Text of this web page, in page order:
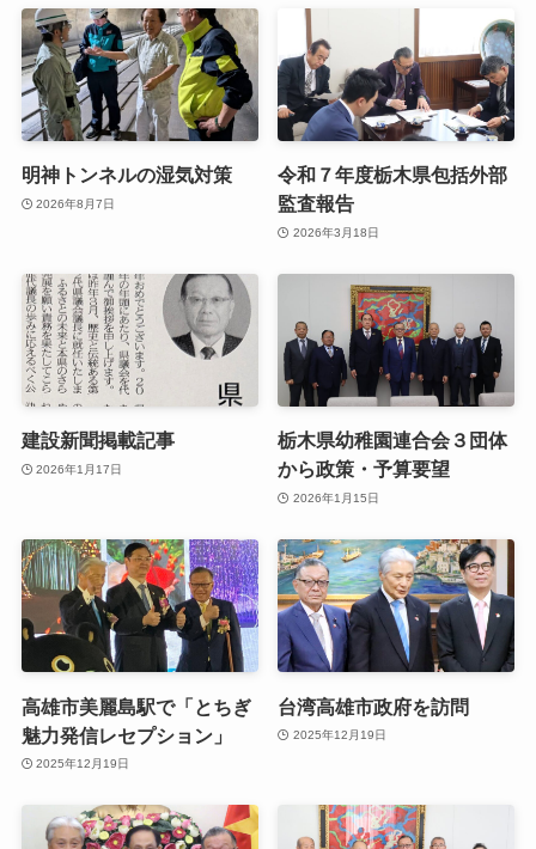
明神トンネルの湿気対策
2026年8月7日
令和７年度栃木県包括外部
監査報告
2026年3月18日
建設新聞掲載記事
2026年1月17日
栃木県幼稚園連合会３団体
から政策・予算要望
2026年1月15日
高雄市美麗島駅で「とちぎ
魅力発信レセプション」
2025年12月19日
台湾高雄市政府を訪問
2025年12月19日